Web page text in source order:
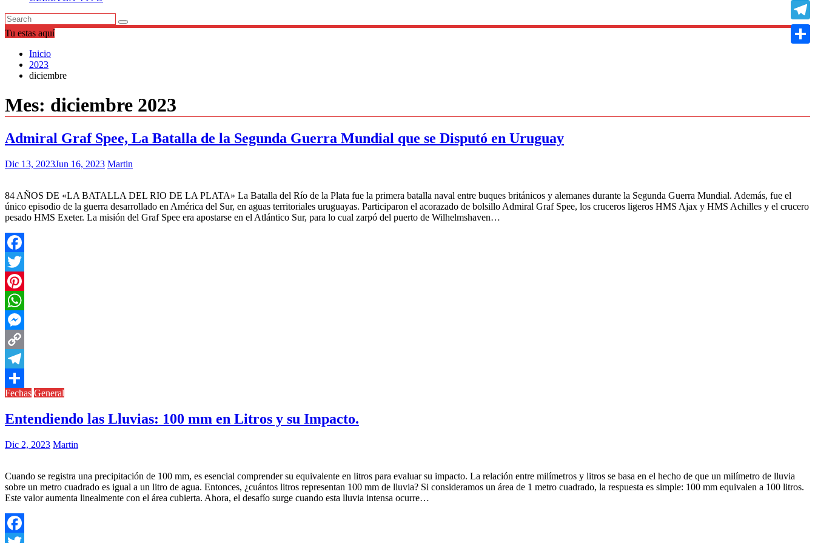
Tu estas aquí
Inicio
2023
diciembre
Mes: diciembre 2023
Admiral Graf Spee, La Batalla de la Segunda Guerra Mundial que se Disputó en Uruguay
Dic 13, 2023Jun 16, 2023 Martin
84 AÑOS DE «LA BATALLA DEL RIO DE LA PLATA» La Batalla del Río de la Plata fue la primera batalla naval entre buques británicos y alemanes durante la Segunda Guerra Mundial. Además, fue el
único episodio de la guerra desarrollado en América del Sur, en aguas territoriales uruguayas. Participaron el acorazado de bolsillo Admiral Graf Spee, los cruceros ligeros HMS Ajax y HMS Achilles y el crucero
pesado HMS Exeter. La misión del Graf Spee era apostarse en el Atlántico Sur, para lo cual zarpó del puerto de Wilhelmshaven…
Facebook
Twitter
Pinterest
WhatsApp
Messenger
Copy
Link
Telegram
Compartir
Fechas General
Entendiendo las Lluvias: 100 mm en Litros y su Impacto.
Dic 2, 2023 Martin
Cuando se registra una precipitación de 100 mm, es esencial comprender su equivalente en litros para evaluar su impacto. La relación entre milímetros y litros se basa en el hecho de que un milímetro de lluvia
sobre un metro cuadrado es igual a un litro de agua. Entonces, ¿cuántos litros representan 100 mm de lluvia? Si consideramos un área de 1 metro cuadrado, la respuesta es simple: 100 mm equivalen a 100 litros.
Este valor aumenta linealmente con el área cubierta. Ahora, el desafío surge cuando esta lluvia intensa ocurre…
Copy
Link